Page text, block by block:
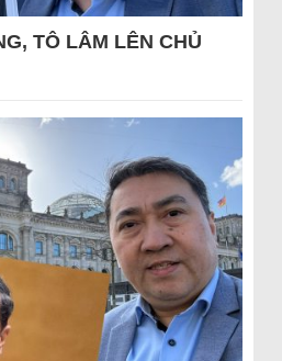
TÔ LÂM LÊN CHỦ